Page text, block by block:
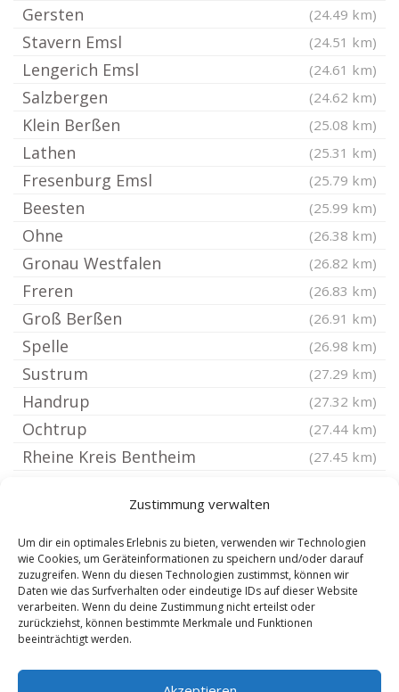
Zustimmung verwalten
Um dir ein optimales Erlebnis zu bieten, verwenden wir Technologien
wie Cookies, um Geräteinformationen zu speichern und/oder darauf
zuzugreifen. Wenn du diesen Technologien zustimmst, können wir
Daten wie das Surfverhalten oder eindeutige IDs auf dieser Website
verarbeiten. Wenn du deine Zustimmung nicht erteilst oder
zurückziehst, können bestimmte Merkmale und Funktionen
beeinträchtigt werden.
Gersten (24.49 km)
Stavern Emsl (24.51 km)
Lengerich Emsl (24.61 km)
Salzbergen (24.62 km)
Klein Berßen (25.08 km)
Lathen (25.31 km)
Fresenburg Emsl (25.79 km)
Beesten (25.99 km)
Ohne (26.38 km)
Gronau Westfalen (26.82 km)
Freren (26.83 km)
Groß Berßen (26.91 km)
Spelle (26.98 km)
Sustrum (27.29 km)
Handrup (27.32 km)
Ochtrup (27.44 km)
Rheine Kreis Bentheim (27.45 km)
Wettrup (27.99 km)
Hüven (28.07 km)
Walchum (28.27 km)
Kluse Emsl (28.47 km)
Rheine Eschendorf